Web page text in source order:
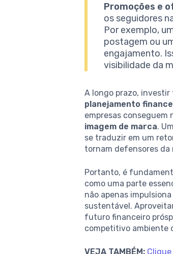
Promoções e
os seguidores
Por exemplo,
postagem ou
engajamento.
visibilidade da
A longo prazo, investir
planejamento
empresas conseguem
imagem de marca.
se traduzir em um
tornam defensores da
Portanto, é
como uma parte
não apenas
sustentável.
futuro financeiro
competitivo ambiente
VEJA TAMBÉM: